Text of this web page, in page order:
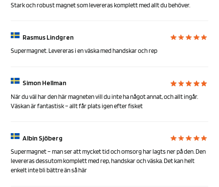
Stark och robust magnet som levereras komplett med allt du behöver.
Rasmus Lindgren
Supermagnet. Levereras i en väska med handskar och rep
Simon Hellman
När du väl har den här magneten vill du inte ha något annat, och allt ingår.
Väskan är fantastisk – allt får plats igen efter fisket
Albin Sjöberg
Supermagnet – man ser att mycket tid och omsorg har lagts ner på den. Den
levereras dessutom komplett med rep, handskar och väska. Det kan helt
enkelt inte bli bättre än så här